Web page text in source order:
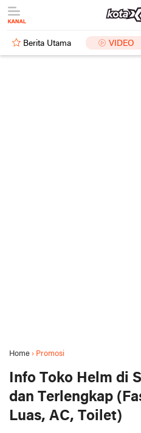
Berita Utama VIDEO
Home › Promosi
Info Toko Helm di
dan Terlengkap
Luas, AC, Toilet)